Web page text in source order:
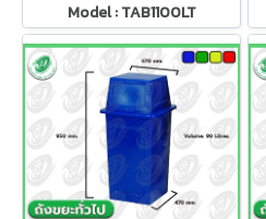
Model : TAB1100LT